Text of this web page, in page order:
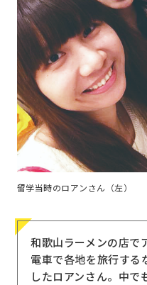
留学当時のロアンさん（左）
和歌山ラーメンの店で
電車で各地を旅行する
したロアンさん。中で